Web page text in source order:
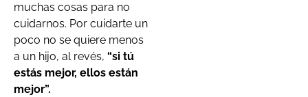
muchas cosas para no
cuidarnos. Por cuidarte un
poco no se quiere menos
a un hijo, al revés, “si tú
estás mejor, ellos están
mejor”.